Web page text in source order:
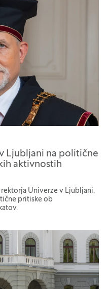
Ljubljani na politične
aktivnostih
Univerze v Ljubljani,
pritiske ob